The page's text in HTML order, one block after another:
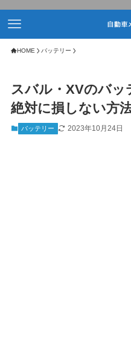
HOME バッテリー
スバル・XVのバッ
絶対に損しない方
バッテリー 2023年10月24日